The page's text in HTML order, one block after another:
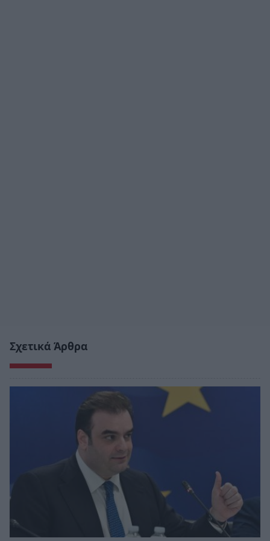
Σχετικά Άρθρα